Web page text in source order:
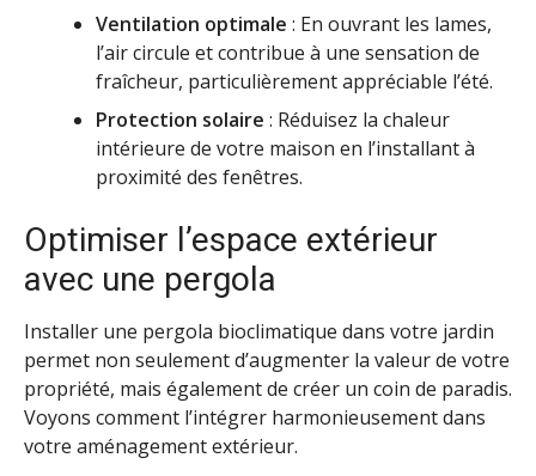
Ventilation optimale : En ouvrant les lames,
l’air circule et contribue à une sensation de
fraîcheur, particulièrement appréciable l’été.
Protection solaire : Réduisez la chaleur
intérieure de votre maison en l’installant à
proximité des fenêtres.
Optimiser l’espace extérieur
avec une pergola
Installer une pergola bioclimatique dans votre jardin
permet non seulement d’augmenter la valeur de votre
propriété, mais également de créer un coin de paradis.
Voyons comment l’intégrer harmonieusement dans
votre aménagement extérieur.